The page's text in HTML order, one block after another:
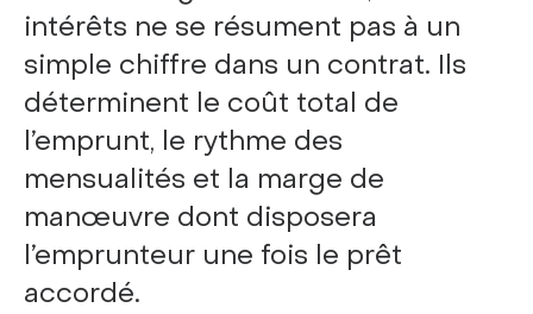
intérêts ne se résument pas à un
simple chiffre dans un contrat. Ils
déterminent le coût total de
l’emprunt, le rythme des
mensualités et la marge de
manœuvre dont disposera
l’emprunteur une fois le prêt
accordé.